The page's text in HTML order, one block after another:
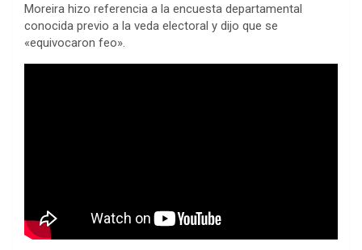
Moreira hizo referencia a la encuesta departamental
conocida previo a la veda electoral y dijo que se
«equivocaron feo».